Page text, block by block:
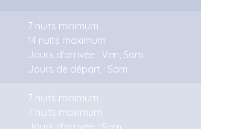
7 nuits minimum
14 nuits maximum
Jours d'arrivée : Ven, Sam
Jours de départ : Sam
7 nuits minimum
7 nuits maximum
Jours d'arrivée : Sam